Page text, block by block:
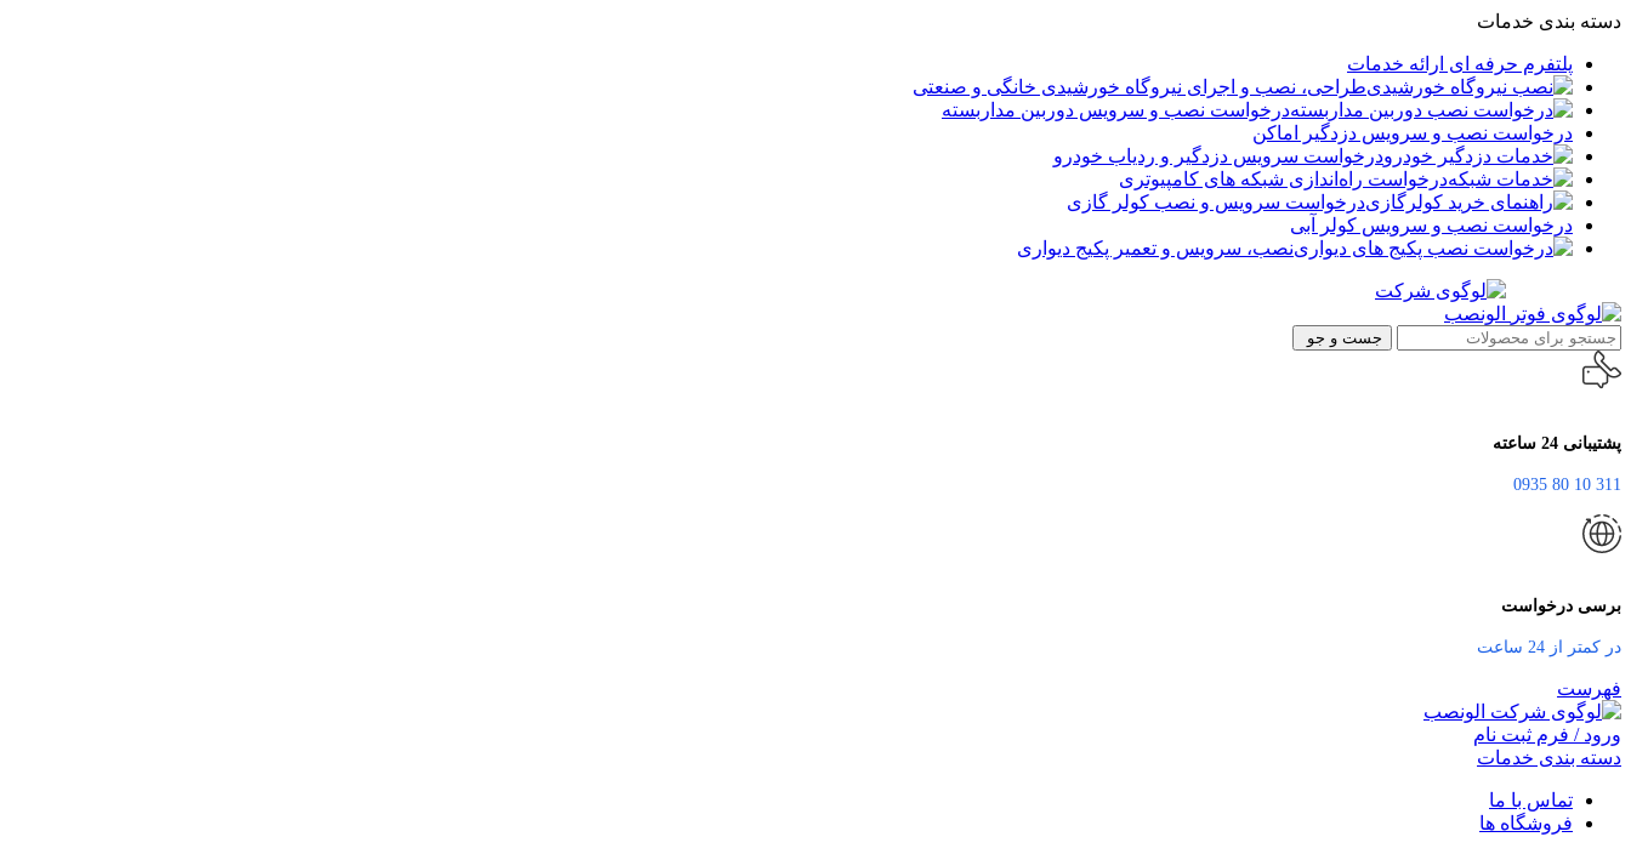
دسته بندی خدمات
پلتفرم حرفه ای ارائه خدمات
طراحی، نصب و اجرای نیروگاه خورشیدی خانگی و صنعتی
درخواست نصب و سرویس دوربین مداربسته
درخواست نصب و سرویس دزدگیر اماکن
درخواست سرویس دزدگیر و ردیاب خودرو
درخواست راه‌اندازی شبکه های کامپیوتری
درخواست سرویس و نصب کولر گازی
درخواست نصب و سرویس کولر آبی
نصب، سرویس و تعمیر پکیج دیواری
جست و جو
پشتیبانی 24 ساعته
311 10 80 0935
برسی درخواست
در کمتر از 24 ساعت
فهرست
ورود / فرم ثبت نام
دسته بندی خدمات
تماس با ما
فروشگاه ها